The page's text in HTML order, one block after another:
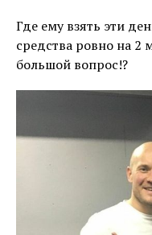
Где ему взять эти
средства ровно на 2
большой вопрос!?